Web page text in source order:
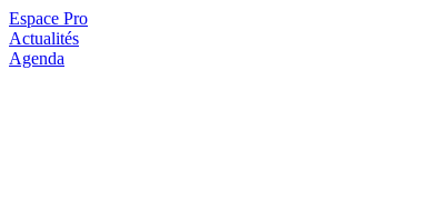
Espace Pro
Actualités
Agenda